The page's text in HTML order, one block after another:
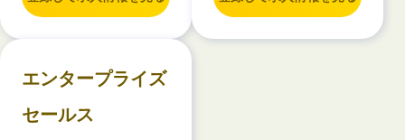
エンタープライズ
セールス